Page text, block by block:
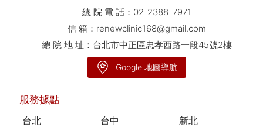
總 院 電 話： 02-2388-7971
信 箱： renewclinic168@gmail.com
總 院 地 址：台北市中正區忠孝西路一段45號2樓
Google 地圖導航
服務據點
台北
台中 新北